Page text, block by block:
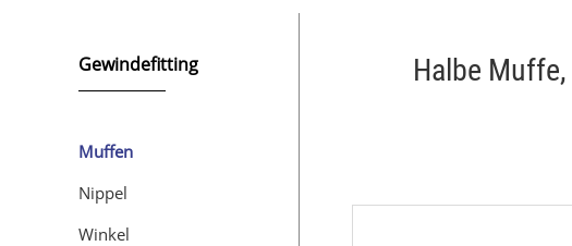
Gewindefitting
Muffen
Nippel
Winkel
Halbe